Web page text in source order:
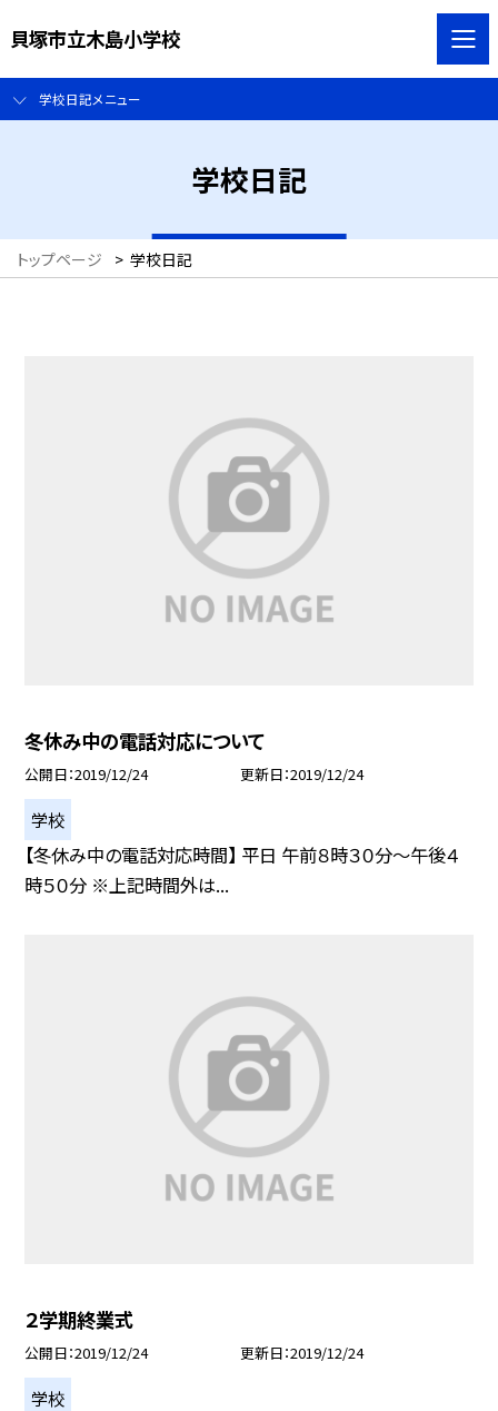
貝塚市立木島小学校
学校日記メニュー
学校日記
トップページ > 学校日記
冬休み中の電話対応について
公開日 2019/12/24 更新日 2019/12/24
学校
【冬休み中の電話対応時間】 平日 午前８時３０分〜午後４
時５０分 ※上記時間外は...
２学期終業式
公開日 2019/12/24 更新日 2019/12/24
学校